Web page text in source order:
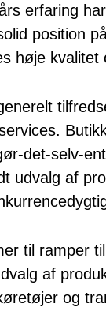
erfaring
position
høje kvalitet
det-selv-
udvalg af
til ramper
af
og